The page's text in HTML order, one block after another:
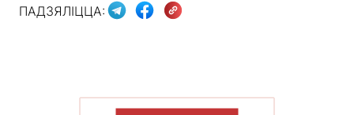
ПАДЗЯЛІЦЦА: